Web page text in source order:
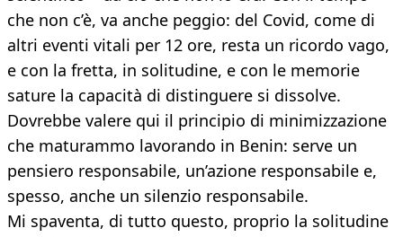
che non c’è, va anche peggio: del Covid, come di
altri eventi vitali per 12 ore, resta un ricordo vago,
e con la fretta, in solitudine, e con le memorie
sature la capacità di distinguere si dissolve.
Dovrebbe valere qui il principio di minimizzazione
che maturammo lavorando in Benin: serve un
pensiero responsabile, un’azione responsabile e,
spesso, anche un silenzio responsabile.
Mi spaventa, di tutto questo, proprio la solitudine